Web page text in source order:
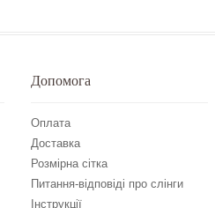
Допомога
Оплата
Доставка
Розмірна сітка
Питання-відповіді про слінги
Інструкції